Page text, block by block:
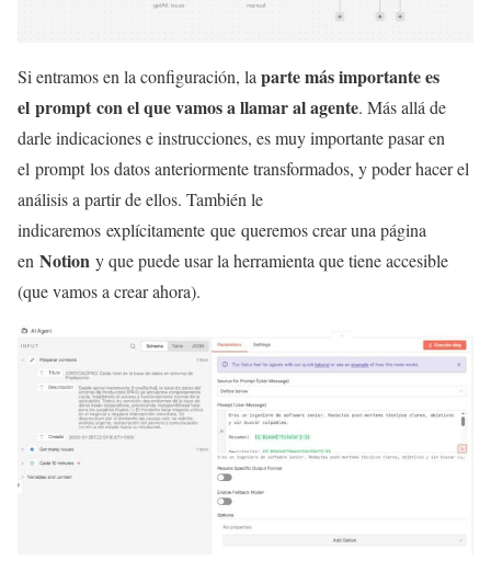
Si entramos en la configuración, la parte más importante es
el prompt con el que vamos a llamar al agente. Más allá de
darle indicaciones e instrucciones, es muy importante pasar en
el prompt los datos anteriormente transformados, y poder hacer el
análisis a partir de ellos. También le
indicaremos explícitamente que queremos crear una página
en Notion y que puede usar la herramienta que tiene accesible
(que vamos a crear ahora).